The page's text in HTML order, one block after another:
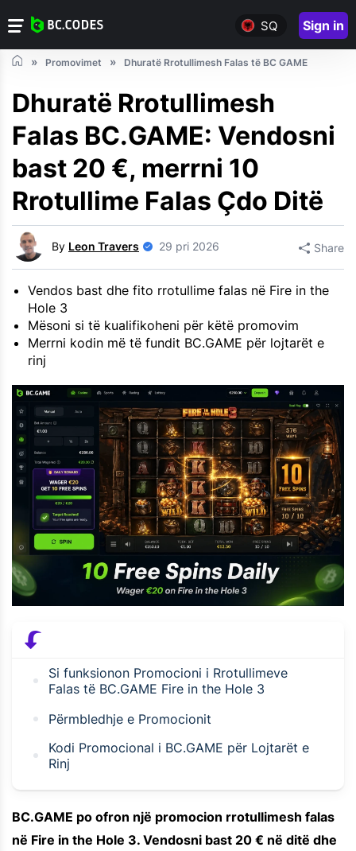
SQ Sign in
Promovimet Dhuratë Rrotullimesh Falas të BC GAME
Dhuratë Rrotullimesh
Falas BC.GAME: Vendosni
bast 20 €, merrni 10
Rrotullime Falas Çdo Ditë
By Leon Travers 29 pri 2026 Share
Vendos bast dhe fito rrotullime falas në Fire in the
Hole 3
Mësoni si të kualifikoheni për këtë promovim
Merrni kodin më të fundit BC.GAME për lojtarët e
rinj
Si funksionon Promocioni i Rrotullimeve
Falas të BC.GAME Fire in the Hole 3
Përmbledhje e Promocionit
Kodi Promocional i BC.GAME për Lojtarët e
Rinj
BC.GAME po ofron një promocion rrotullimesh falas
në Fire in the Hole 3. Vendosni bast 20 € në ditë dhe